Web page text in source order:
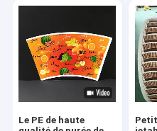
Le PE de haute